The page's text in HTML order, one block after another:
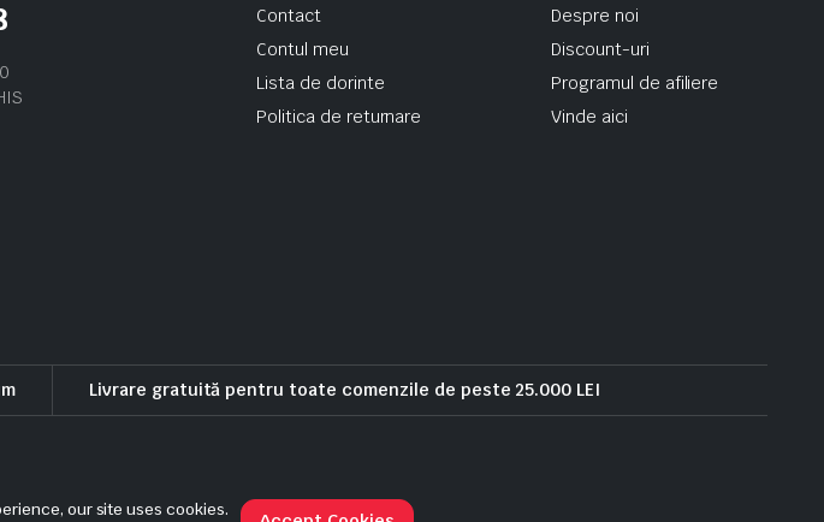
Contact
Contul meu
Lista de dorinte
Politica de returnare
Despre noi
Discount-uri
Programul de afiliere
Vinde aici
Livrare gratuită pentru toate comenzile de peste 25.000 LEI
Politica de livrare si anulare Urmarie comanda
our site uses cookies.